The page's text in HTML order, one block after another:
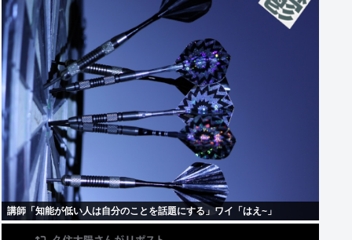
講師「知能が低い人は自分のことを話題にする」ワイ「はえ~」